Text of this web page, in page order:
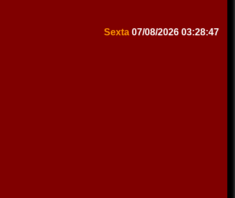
Sexta 07/08/2026 03:28:47